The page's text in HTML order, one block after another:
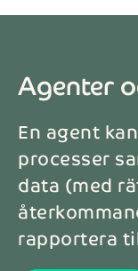
Agenter
En agent
processer
data (med
rapportera